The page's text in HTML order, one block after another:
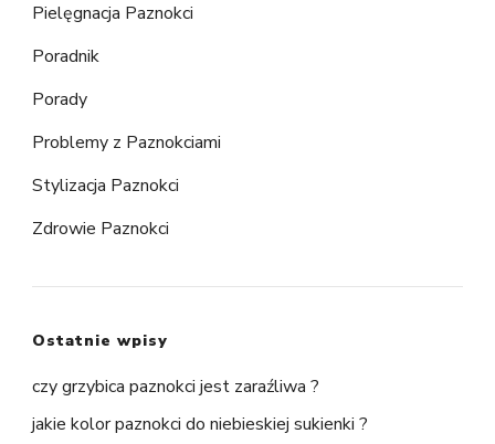
Pielęgnacja Paznokci
Poradnik
Porady
Problemy z Paznokciami
Stylizacja Paznokci
Zdrowie Paznokci
Ostatnie wpisy
czy grzybica paznokci jest zaraźliwa ?
jakie kolor paznokci do niebieskiej sukienki ?